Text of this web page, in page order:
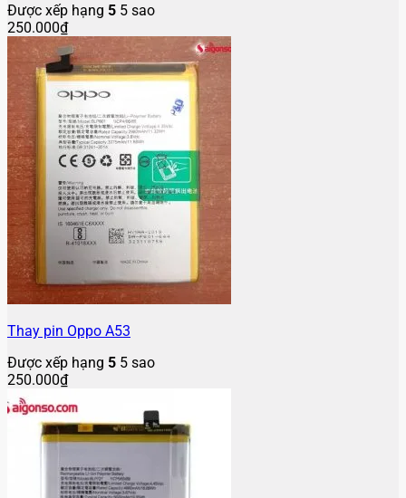
Được xếp hạng 5 5 sao
250.000₫
Thay pin Oppo A53
Được xếp hạng 5 5 sao
250.000₫